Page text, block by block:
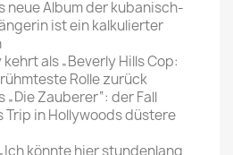
neue Album der kubanisch-
ist ein kalkulierter
als „Beverly Hills Cop:
Rolle zurück
„Die Zauberer“: der Fall
Trip in Hollywoods düstere